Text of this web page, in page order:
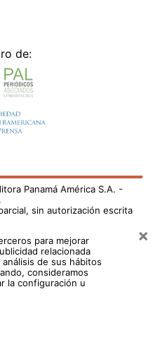
de:
Panamá América S.A. -
sin autorización escrita
para mejorar
relacionada
de sus hábitos
consideramos
la configuración u
×